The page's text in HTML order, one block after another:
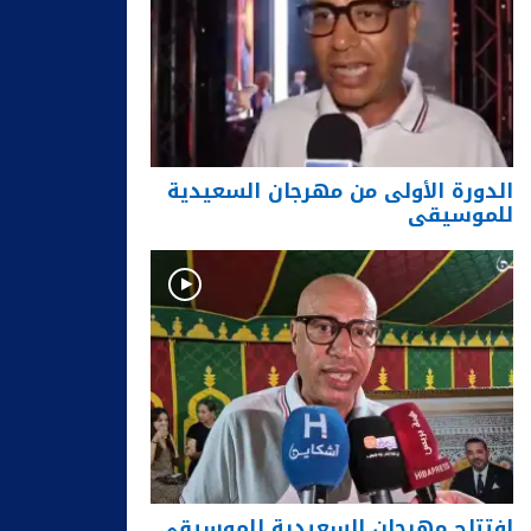
الدورة الأولى من مهرجان السعيدية
للموسيقى